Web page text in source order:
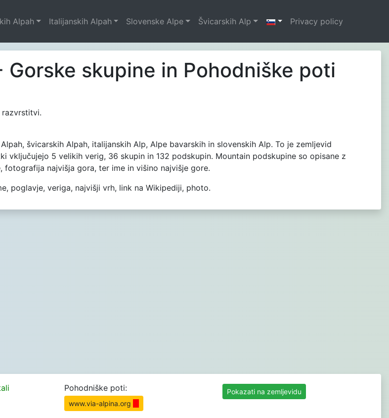
Alpah Italijanskih Alpah Slovenske Alpe Švicarskih Alp Privacy policy
skupine in Pohodniške poti
razvrstitvi.
švicarskih Alpah, italijanskih Alp, Alpe bavarskih in slovenskih Alp. To je zemljevid
vključujejo 5 velikih verig, 36 skupin in 132 podskupin. Mountain podskupine so opisane z
fotografija najvišja gora, ter ime in višino najvišje gore.
poglavje, veriga, najvišji vrh, link na Wikipediji, photo.
Pohodniške poti:
www.via-alpina.org
Pokazati na zemljevidu